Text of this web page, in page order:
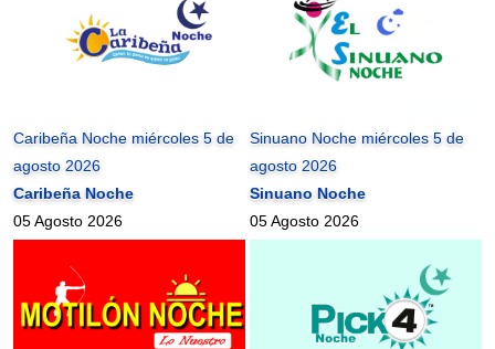
Caribeña Noche miércoles 5 de
agosto 2026
Caribeña Noche
05 Agosto 2026
Sinuano Noche miércoles 5 de
agosto 2026
Sinuano Noche
05 Agosto 2026